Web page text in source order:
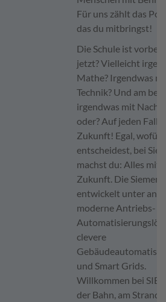
Für uns zählt das
das du mitbringst!
Die Schule ist vorbei.
jetzt? Vielleicht
Mathe? Irgendwas
Technik? Und am
irgendwas mit
oder? Auf jeden Fall
Zukunft! Egal, wofür
entscheidest, bei
machst du: Alles mit
Zukunft. Die
entwickelt unter
moderne Antriebs-
clevere
und Smart Grids.
Willkommen bei
der Bahn, am Strand,